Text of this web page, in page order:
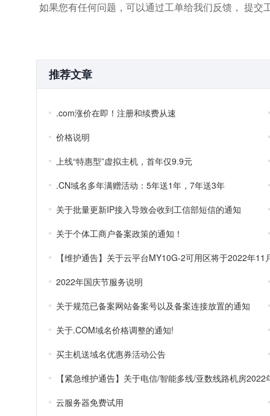
如果您有任何问题，可以通过工单给我们反馈， 提交
推荐文章
.com涨价在即！注册和续费从速
价格说明
上线“特惠型”虚拟主机，首年仅9.9元
.CN域名多年满赠活动：5年送1年，7年送3年
关于批量更新IP接入导致会收到工信部短信的通知
关于个体工商户备案政策的通知！
2022年国庆节服务说明
关于规范已备案网站备案号以及备案连接放置的通知
关于.COM域名价格调整的通知!
买主机送域名优惠券活动公告
云服务器免费试用